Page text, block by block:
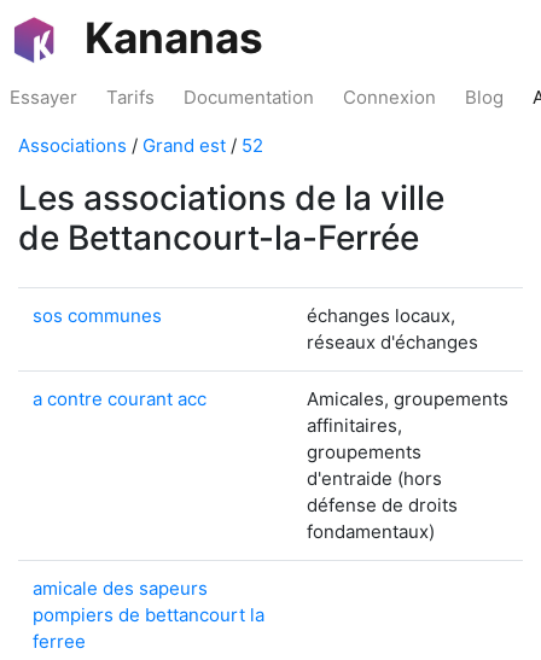
Kananas
Essayer Tarifs Documentation Connexion Blog
Associations / Grand est / 52
Les associations de la ville
de Bettancourt-la-Ferrée
sos communes
échanges locaux,
réseaux d'échanges
a contre courant acc
Amicales, groupements
affinitaires,
groupements
d'entraide (hors
défense de droits
fondamentaux)
amicale des sapeurs
pompiers de bettancourt la
ferree